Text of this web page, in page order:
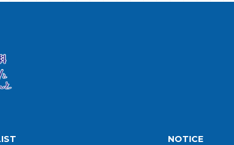
NOTICE